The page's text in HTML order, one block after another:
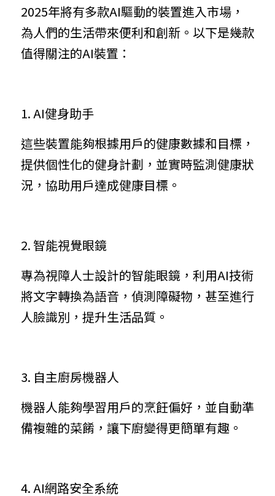
2025年將有多款AI驅動的裝置進入市場，
為人們的生活帶來便利和創新。以下是幾款
值得關注的AI裝置：
1. AI健身助手
這些裝置能夠根據用戶的健康數據和目標，
提供個性化的健身計劃，並實時監測健康狀
況，協助用戶達成健康目標。
2. 智能視覺眼鏡
專為視障人士設計的智能眼鏡，利用AI技術
將文字轉換為語音，偵測障礙物，甚至進行
人臉識別，提升生活品質。
3. 自主廚房機器人
機器人能夠學習用戶的烹飪偏好，並自動準
備複雜的菜餚，讓下廚變得更簡單有趣。
4. AI網路安全系統